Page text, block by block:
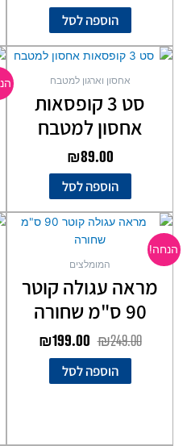
הוספה לסל
אחסון וארגון למטבח
סט 3 קופסאות
אחסון למטבח
₪89.00
הוספה לסל
הנחה!
המומלצים
מראה עגולה קוטר
90 ס"מ שחורה
₪249.00
המחיר
המקורי
היה:
₪249.00.
₪199.00
הוספה לסל